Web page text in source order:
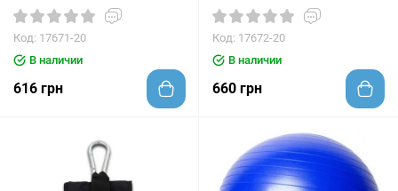
Код: 17671-20
В наличии
616 грн
Код: 17672-20
В наличии
660 грн